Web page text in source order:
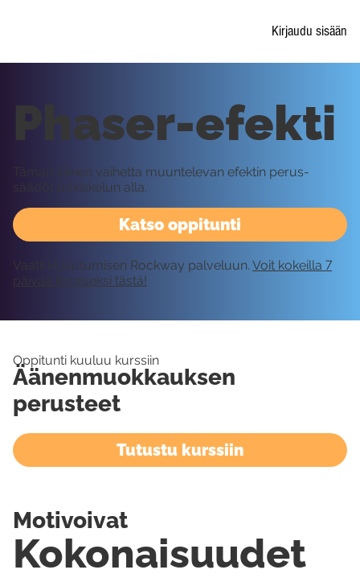
Kirjaudu sisään
Katso oppitunti
Phaser-efekti
Tämän äänen vaihetta muuntelevan efektin perus-
säädöt tutkiskelun alla.
Vaatii kirjautumisen Rockway palveluun. Voit kokeilla 7
päivää ilmaiseksi tästä!
Oppitunti kuuluu kurssiin
Äänenmuokkauksen
perusteet
Tutustu kurssiin
Kokonaisuudet
Motivoivat